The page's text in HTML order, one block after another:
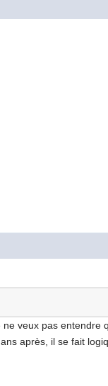
veux pas entendre
après, il se fait